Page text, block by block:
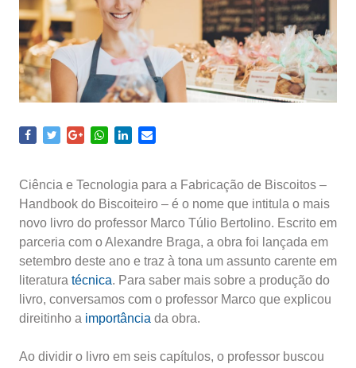
Ciência e Tecnologia para a Fabricação de Biscoitos –
Handbook do Biscoiteiro – é o nome que intitula o mais
novo livro do professor Marco Túlio Bertolino. Escrito em
parceria com o Alexandre Braga, a obra foi lançada em
setembro deste ano e traz à tona um assunto carente em
literatura técnica. Para saber mais sobre a produção do
livro, conversamos com o professor Marco que explicou
direitinho a importância da obra.
Ao dividir o livro em seis capítulos, o professor buscou